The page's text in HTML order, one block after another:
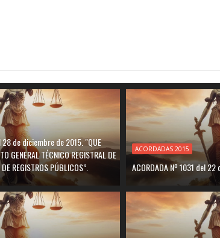
28 de diciembre de 2015. "QUE
GENERAL TÉCNICO REGISTRAL DE
REGISTROS PÚBLICOS”.
ACORDADAS 2015
ACORDADA Nº 1031 del